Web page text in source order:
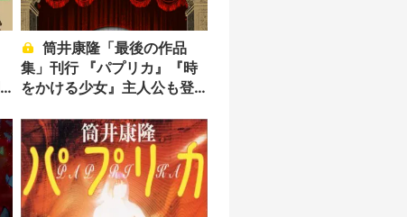
集」刊行 『パプリカ』『時
をかける少女』主人公も登